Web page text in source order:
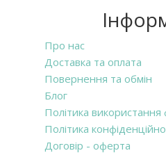
Про нас
Доставка та оплата
Повернення та обмін
Блог
Політика використання
Політика
Договір - оферта